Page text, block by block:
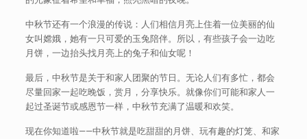
中秋节还有一个浪漫的传说：人们相信月亮上住着一位美丽的仙
女叫嫦娥，她有一只可爱的玉兔陪伴。所以，有些孩子会一边吃
月饼，一边抬头找月亮上的兔子和仙女呢！
最后，中秋节是关于和家人团聚的节日。无论人们有多忙，都会
尽量回家一起吃晚饭，赏月，分享快乐。就像你们可能和家人一
起过圣诞节或感恩节一样，中秋节充满了温暖和欢笑。
现在你知道啦——中秋节就是吃甜甜的月饼、玩有趣的灯笼、和家